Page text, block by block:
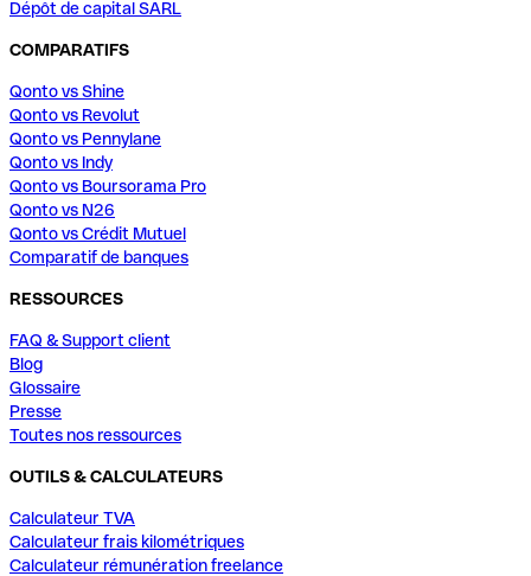
Dépôt de capital SARL
COMPARATIFS
Qonto vs Shine
Qonto vs Revolut
Qonto vs Pennylane
Qonto vs Indy
Qonto vs Boursorama Pro
Qonto vs N26
Qonto vs Crédit Mutuel
Comparatif de banques
RESSOURCES
FAQ & Support client
Blog
Glossaire
Presse
Toutes nos ressources
OUTILS & CALCULATEURS
Calculateur TVA
Calculateur frais kilométriques
Calculateur rémunération freelance